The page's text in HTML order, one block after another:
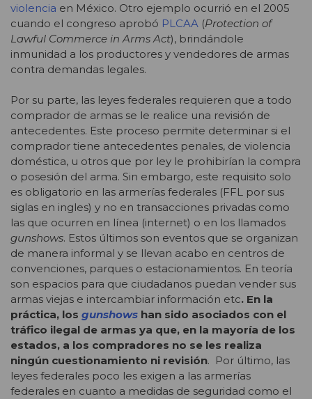
violencia en México. Otro ejemplo ocurrió en el 2005
cuando el congreso aprobó PLCAA (Protection of
Lawful Commerce in Arms Act), brindándole
inmunidad a los productores y vendedores de armas
contra demandas legales.
Por su parte, las leyes federales requieren que a todo
comprador de armas se le realice una revisión de
antecedentes. Este proceso permite determinar si el
comprador tiene antecedentes penales, de violencia
doméstica, u otros que por ley le prohibirían la compra
o posesión del arma. Sin embargo, este requisito solo
es obligatorio en las armerías federales (FFL por sus
siglas en ingles) y no en transacciones privadas como
las que ocurren en línea (internet) o en los llamados
gunshows. Estos últimos son eventos que se organizan
de manera informal y se llevan acabo en centros de
convenciones, parques o estacionamientos. En teoría
son espacios para que ciudadanos puedan vender sus
armas viejas e intercambiar información etc. En la
práctica, los gunshows han sido asociados con el
tráfico ilegal de armas ya que, en la mayoría de los
estados, a los compradores no se les realiza
ningún cuestionamiento ni revisión. Por último, las
leyes federales poco les exigen a las armerías
federales en cuanto a medidas de seguridad como el